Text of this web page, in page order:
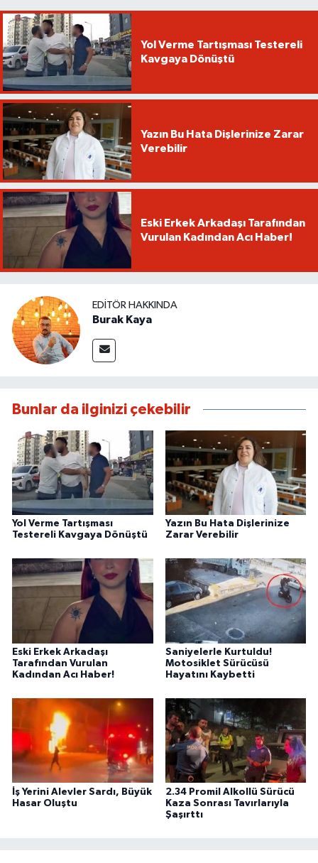
Yol Verme Tartışması Testereli
Kavgaya Dönüştü
Yazın Bu Hata Dişlerinize Zarar
Verebilir
Eski Erkek Arkadaşı Tarafından
Vurulan Kadından Acı Haber!
EDITÖR HAKKINDA
Burak Kaya
Bunlar da ilginizi çekebilir
Yol Verme Tartışması
Testereli Kavgaya Dönüştü
Yazın Bu Hata Dişlerinize
Zarar Verebilir
Eski Erkek Arkadaşı
Tarafından Vurulan
Kadından Acı Haber!
Saniyelerle Kurtuldu!
Motosiklet Sürücüsü
Hayatını Kaybetti
İş Yerini Alevler Sardı, Büyük
Hasar Oluştu
2.34 Promil Alkollü Sürücü
Kaza Sonrası Tavırlarıyla
Şaşırttı